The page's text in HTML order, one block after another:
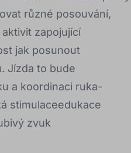
různé posouvání,
zapojující
jak posunout
Jízda to bude
a koordinaci ruka-
stimulaceedukace
zvuk